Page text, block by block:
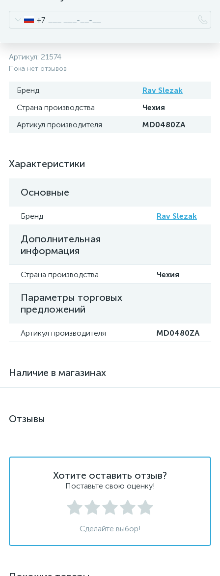
+7
Артикул: 21574
Пока нет отзывов
Бренд
Rav Slezak
Страна производства
Чехия
Артикул производителя
MD0480ZA
Характеристики
Основные
Бренд Rav Slezak
Дополнительная
информация
Страна производства Чехия
Параметры торговых
предложений
Артикул производителя MD0480ZA
Наличие в магазинах
Отзывы
Хотите оставить отзыв?
Поставьте свою оценку!
Сделайте выбор!